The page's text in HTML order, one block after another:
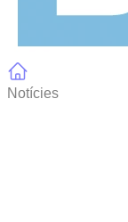
Notícies